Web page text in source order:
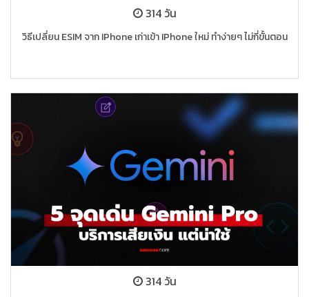
314 วัน
วิธีเปลี่ยน ESIM จาก IPhone เก่าเข้า IPhone ใหม่ ทำง่ายๆ ไม่กี่ขั้นตอน
314 วัน